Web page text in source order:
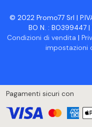
© 2022 Promo77 Srl |
BO N. : BO399447
Condizioni di vendita |
impostazioni
Pagamenti sicuri con